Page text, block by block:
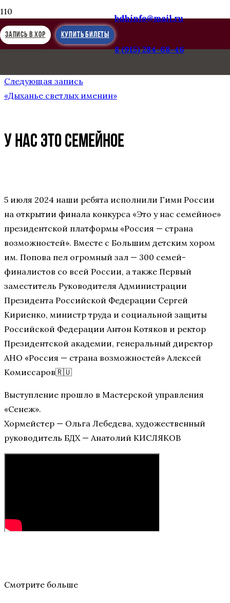
ЗАПИСЬ В ХОР КУПИТЬ БИЛЕТЫ
bdhinfo@mail.ru
8 (915) 284-68-46
Предыдущая запись
Следующая запись
«Дыханье светлых именин»
У НАС ЭТО СЕМЕЙНОЕ
5 июля 2024 наши ребята исполнили Гимн России
на открытии финала конкурса «Это у нас семейное»
президентской платформы «Россия — страна
возможностей». Вместе с Большим детским хором
им. Попова пел огромный зал — 300 семей-
финалистов со всей России, а также Первый
заместитель Руководителя Администрации
Президента Российской Федерации Сергей
Кириенко, министр труда и социальной защиты
Российской Федерации Антон Котяков и ректор
Президентской академии, генеральный директор
АНО «Россия — страна возможностей» Алексей
Комиссаров🇷🇺
Выступление прошло в Мастерской управления
«Сенеж».
Хормейстер — Ольга Лебедева, художественный
руководитель БДХ — Анатолий КИСЛЯКОВ
Смотрите больше